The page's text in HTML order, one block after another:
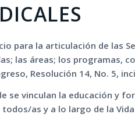
para la articulación de las
las áreas; los programas,
Resolución 14, No. 5,
se vinculan la educación y
as y a lo largo de la